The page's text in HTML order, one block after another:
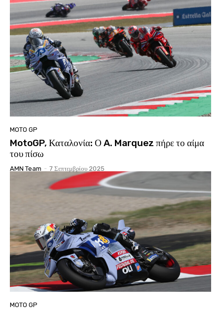
MOTO GP
MotoGP, Καταλονία: Ο A. Marquez πήρε το αίμα
του πίσω
AMN Team - 7 Σεπτεμβρίου 2025
MOTO GP